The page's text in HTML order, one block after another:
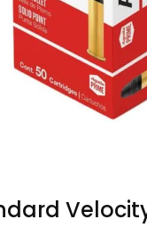
Velocity